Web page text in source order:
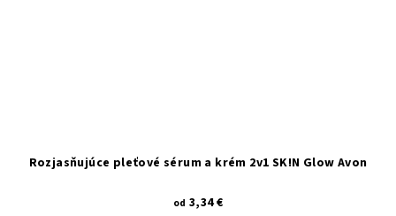
Rozjasňujúce pleťové sérum a krém 2v1 SK!N Glow Avon
od 3,34 €